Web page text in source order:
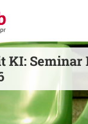
KI: Seminar